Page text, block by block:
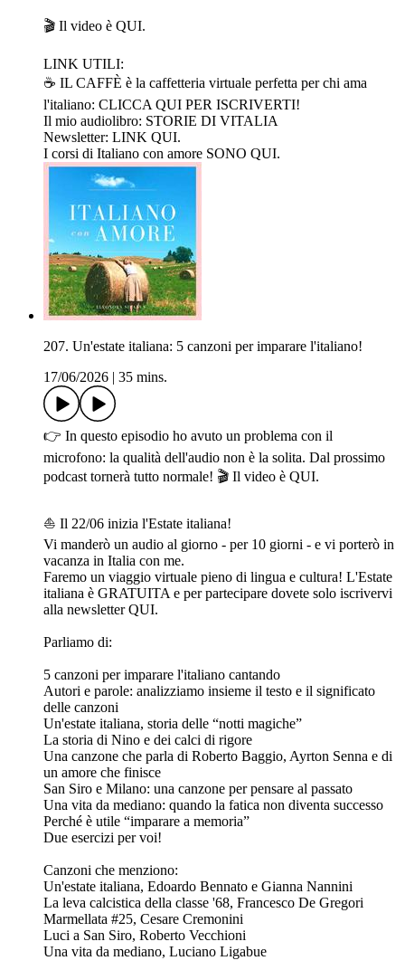
🎬 Il video è⁠ ⁠⁠⁠⁠⁠⁠⁠QUI.⁠⁠
LINK UTILI:
☕️ IL CAFFÈ è la caffetteria virtuale perfetta per chi ama
l'italiano: ⁠⁠⁠⁠⁠⁠⁠⁠⁠⁠⁠⁠⁠⁠⁠⁠⁠⁠⁠⁠⁠⁠⁠⁠⁠⁠⁠⁠⁠⁠⁠⁠⁠⁠CLICCA QUI PER ISCRIVERTI!⁠⁠⁠⁠⁠⁠⁠⁠⁠⁠⁠⁠⁠⁠⁠⁠⁠
Il mio audiolibro: ⁠⁠⁠⁠⁠⁠⁠⁠⁠⁠⁠⁠⁠⁠⁠⁠⁠⁠⁠⁠⁠⁠⁠⁠⁠⁠⁠⁠⁠⁠⁠⁠⁠⁠⁠STORIE DI VITALIA⁠⁠⁠⁠⁠⁠⁠⁠⁠⁠⁠⁠⁠⁠⁠⁠⁠⁠⁠⁠⁠⁠⁠⁠⁠⁠⁠⁠⁠⁠⁠⁠⁠⁠⁠⁠⁠⁠⁠⁠⁠⁠⁠⁠⁠⁠⁠⁠⁠⁠⁠⁠⁠⁠⁠⁠⁠⁠⁠⁠⁠⁠⁠⁠⁠⁠⁠⁠⁠⁠⁠⁠⁠⁠⁠⁠⁠⁠⁠⁠⁠⁠⁠⁠⁠⁠⁠⁠⁠⁠⁠⁠⁠⁠⁠⁠⁠⁠⁠⁠⁠⁠⁠⁠⁠⁠⁠⁠⁠⁠⁠⁠⁠⁠⁠⁠⁠⁠⁠⁠⁠⁠⁠⁠⁠⁠⁠⁠⁠⁠⁠⁠⁠⁠⁠⁠⁠⁠⁠⁠⁠⁠⁠⁠⁠⁠⁠⁠⁠⁠⁠⁠⁠⁠⁠⁠⁠⁠⁠⁠⁠⁠⁠⁠⁠⁠⁠⁠⁠⁠⁠⁠⁠⁠⁠⁠⁠⁠⁠⁠⁠⁠⁠⁠⁠⁠⁠⁠⁠⁠⁠⁠⁠⁠⁠⁠⁠⁠⁠⁠⁠⁠⁠
Newsletter: ⁠⁠⁠⁠⁠⁠⁠⁠⁠⁠⁠⁠⁠⁠⁠⁠⁠⁠⁠⁠⁠⁠⁠⁠⁠⁠⁠⁠⁠⁠⁠⁠⁠⁠⁠⁠⁠⁠⁠⁠⁠⁠⁠⁠⁠⁠⁠⁠⁠⁠⁠⁠⁠⁠⁠⁠⁠⁠⁠⁠⁠⁠⁠⁠⁠⁠⁠⁠⁠⁠⁠⁠⁠⁠⁠⁠⁠⁠⁠⁠⁠⁠⁠⁠⁠⁠⁠⁠⁠⁠⁠⁠⁠⁠⁠⁠⁠⁠⁠⁠⁠⁠⁠⁠⁠⁠⁠⁠⁠⁠⁠⁠⁠⁠⁠⁠⁠⁠⁠⁠⁠⁠⁠⁠⁠⁠⁠⁠⁠⁠⁠⁠⁠⁠⁠⁠⁠⁠⁠⁠⁠⁠⁠⁠⁠⁠⁠⁠⁠⁠⁠⁠⁠⁠⁠⁠⁠⁠⁠⁠⁠⁠⁠⁠⁠⁠⁠⁠⁠⁠⁠⁠⁠⁠⁠⁠⁠LINK QUI.⁠⁠⁠⁠⁠⁠⁠⁠⁠⁠⁠⁠⁠⁠⁠⁠⁠⁠⁠⁠⁠⁠⁠⁠⁠⁠⁠⁠⁠⁠⁠
I corsi di Italiano con amore ⁠⁠⁠⁠⁠⁠⁠⁠⁠⁠⁠⁠⁠⁠⁠⁠⁠⁠⁠⁠⁠⁠⁠⁠⁠⁠⁠⁠⁠⁠⁠⁠⁠⁠⁠⁠⁠⁠⁠⁠⁠⁠⁠⁠⁠⁠⁠⁠⁠⁠⁠⁠⁠⁠⁠⁠⁠⁠⁠⁠⁠⁠⁠⁠⁠⁠⁠⁠⁠⁠⁠⁠⁠⁠⁠⁠⁠⁠⁠⁠⁠⁠⁠⁠⁠⁠⁠⁠⁠⁠⁠⁠⁠⁠⁠⁠⁠⁠⁠⁠⁠⁠⁠⁠⁠⁠⁠⁠⁠⁠⁠⁠⁠⁠⁠⁠⁠⁠⁠⁠⁠⁠⁠⁠⁠⁠⁠⁠⁠⁠⁠⁠⁠⁠⁠⁠⁠⁠⁠⁠⁠⁠⁠⁠⁠⁠⁠⁠⁠⁠⁠⁠⁠⁠⁠⁠⁠⁠⁠⁠⁠⁠⁠⁠⁠⁠⁠⁠⁠⁠⁠⁠⁠⁠⁠⁠⁠⁠⁠⁠⁠⁠⁠⁠⁠⁠⁠⁠⁠⁠⁠⁠⁠⁠⁠⁠SONO QUI⁠⁠⁠⁠⁠⁠⁠⁠⁠⁠⁠⁠⁠⁠⁠⁠⁠⁠⁠⁠⁠.
207. Un'estate italiana: 5 canzoni per imparare l'italiano!
17/06/2026
35 mins.
👉 In questo episodio ho avuto un problema con il
microfono: la qualità dell'audio non è la solita. Dal prossimo
podcast tornerà tutto normale! 🎬 Il video è⁠ ⁠⁠⁠⁠⁠⁠QUI.⁠⁠ ⁠⁠
⛵️ Il 22/06 inizia l'Estate italiana!
Vi manderò un audio al giorno - per 10 giorni - e vi porterò in
vacanza in Italia con me.
Faremo un viaggio virtuale pieno di lingua e cultura! L'Estate
italiana è GRATUITA e per partecipare dovete solo iscrivervi
alla newsletter QUI.
Parliamo di:
5 canzoni per imparare l'italiano cantando
Autori e parole: analizziamo insieme il testo e il significato
delle canzoni
Un'estate italiana, storia delle “notti magiche”
La storia di Nino e dei calci di rigore
Una canzone che parla di Roberto Baggio, Ayrton Senna e di
un amore che finisce
San Siro e Milano: una canzone per pensare al passato
Una vita da mediano: quando la fatica non diventa successo
Perché è utile “imparare a memoria”
Due esercizi per voi!
Canzoni che menziono:
Un'estate italiana, Edoardo Bennato e Gianna Nannini
La leva calcistica della classe '68, Francesco De Gregori
Marmellata #25, Cesare Cremonini
Luci a San Siro, Roberto Vecchioni
Una vita da mediano, Luciano Ligabue